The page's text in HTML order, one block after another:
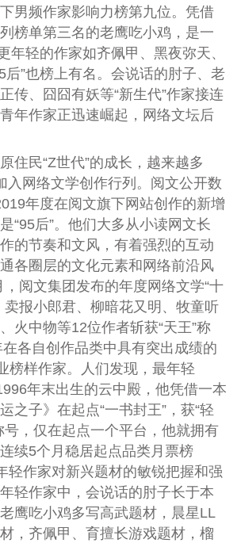
男频作家影响力榜第九位。凭借
列榜单第三名的老鹰吃小鸡，是一
年轻的作家如齐佩甲、黑夜弥天、
后”也榜上有名。会说话的肘子、老
传、囧囧有妖等“新生代”作家接连
青年作家正迅速崛起，网络文坛后
民“Z世代”的成长，越来越多
入网络文学创作行列。阅文公开数
年度在阅文旗下网站创作的新增
“95后”。他们大多从小读网文长
的节奏和文风，有着强烈的互动
各圈层的文化元素和网络前沿风
阅文集团发布的年度网络文学“十
卖报小郎君、柳暗花又明、牧童听
火中物等12位作者斩获“天王”称
各自创作品类中具有突出成绩的
榜样作家。人们发现，最年轻
年末出生的云中殿，他凭借一本
之子》在起点“一书封王”，获“轻
号，仅在起点一个平台，他就拥有
续5个月稳居起点品类月票榜
轻作家对新兴题材的敏锐把握和强
轻作家中，会说话的肘子长于本
鹰吃小鸡多写高武题材，晨星LL
，齐佩甲、育擅长游戏题材，榴